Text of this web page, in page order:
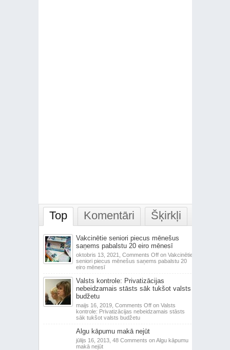
Top Komentāri Šķirkļi
Vakcinētie seniori piecus mēnešus
saņems pabalstu 20 eiro mēnesī
oktobris 13, 2021, Comments Offon Vakcinētie
seniori piecus mēnešus saņems pabalstu 20
eiro mēnesī
Valsts kontrole: Privatizācijas
nebeidzamais stāsts sāk tukšot valsts
budžetu
maijs 16, 2019, Comments Offon Valsts
kontrole: Privatizācijas nebeidzamais stāsts
sāk tukšot valsts budžetu
Algu kāpumu makā nejūt
jūlijs 16, 2013, 48 Comments on Algu kāpumu
makā nejūt